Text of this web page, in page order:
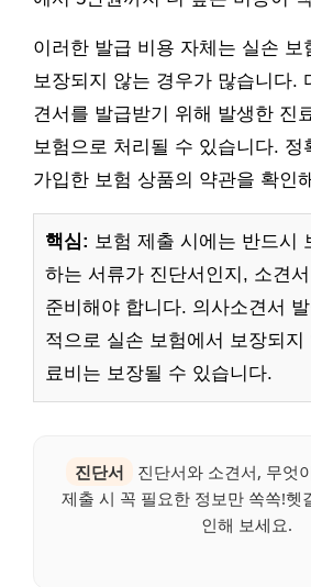
이러한 발급 비용 자체는 실손 보
보장되지 않는 경우가 많습니다.
견서를 발급받기 위해 발생한 진
보험으로 처리될 수 있습니다. 정
가입한 보험 상품의 약관을 확인
핵심: 보험 제출 시에는 반드시
하는 서류가 진단서인지, 소견
준비해야 합니다. 의사소견서
적으로 실손 보험에서 보장되지
료비는 보장될 수 있습니다.
진단서
진단서와 소견서, 무엇
제출 시 꼭 필요한 정보만 쏙쏙!헷
인해 보세요.